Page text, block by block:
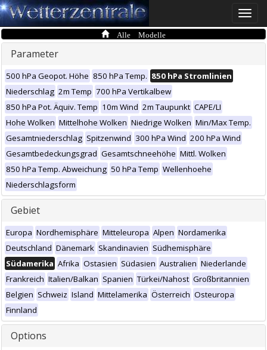
Toggle
Alle Modelle
Parameter
500 hPa Geopot. Höhe 850 hPa Temp. 850 hPa Stromlinien
Niederschlag 2m Temp 700 hPa Vertikalbew
850 hPa Pot. Äquiv. Temp 10m Wind 2m Taupunkt CAPE/LI
Hohe Wolken Mittelhohe Wolken Niedrige Wolken Min/Max Temp.
Gesamtniederschlag Spitzenwind 300 hPa Wind 200 hPa Wind
Gesamtbedeckungsgrad Gesamtschneehöhe Mittl. Wolken
850 hPa Temp. Abweichung 50 hPa Temp Wellenhoehe
Niederschlagsform
Gebiet
Europa Nordhemisphäre Mitteleuropa Alpen Nordamerika
Deutschland Dänemark Skandinavien Südhemisphäre
Südamerika Afrika Ostasien Südasien Australien Niederlande
Frankreich Italien/Balkan Spanien Türkei/Nahost Großbritannien
Belgien Schweiz Island Mittelamerika Österreich Osteuropa
Finnland
Options